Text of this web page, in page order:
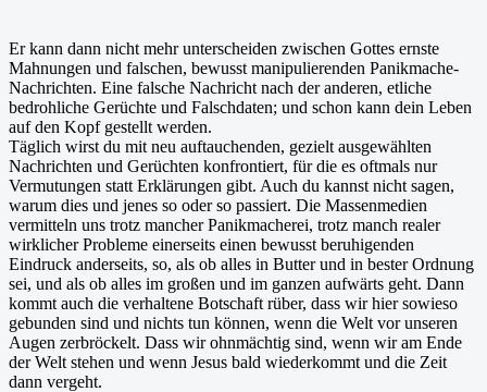
Er kann dann nicht mehr unterscheiden zwischen Gottes ernste
Mahnungen und falschen, bewusst manipulierenden Panikmache-
Nachrichten. Eine falsche Nachricht nach der anderen, etliche
bedrohliche Gerüchte und Falschdaten; und schon kann dein Leben
auf den Kopf gestellt werden.
Täglich wirst du mit neu auftauchenden, gezielt ausgewählten
Nachrichten und Gerüchten konfrontiert, für die es oftmals nur
Vermutungen statt Erklärungen gibt. Auch du kannst nicht sagen,
warum dies und jenes so oder so passiert. Die Massenmedien
vermitteln uns trotz mancher Panikmacherei, trotz manch realer
wirklicher Probleme einerseits einen bewusst beruhigenden
Eindruck anderseits, so, als ob alles in Butter und in bester Ordnung
sei, und als ob alles im großen und im ganzen aufwärts geht. Dann
kommt auch die verhaltene Botschaft rüber, dass wir hier sowieso
gebunden sind und nichts tun können, wenn die Welt vor unseren
Augen zerbröckelt. Dass wir ohnmächtig sind, wenn wir am Ende
der Welt stehen und wenn Jesus bald wiederkommt und die Zeit
dann vergeht.